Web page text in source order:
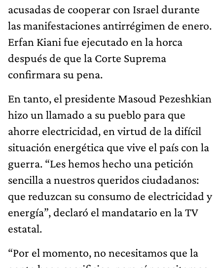
acusadas de cooperar con Israel durante
las manifestaciones antirrégimen de enero.
Erfan Kiani fue ejecutado en la horca
después de que la Corte Suprema
confirmara su pena.
En tanto, el presidente Masoud Pezeshkian
hizo un llamado a su pueblo para que
ahorre electricidad, en virtud de la difícil
situación energética que vive el país con la
guerra. “Les hemos hecho una petición
sencilla a nuestros queridos ciudadanos:
que reduzcan su consumo de electricidad y
energía”, declaró el mandatario en la TV
estatal.
“Por el momento, no necesitamos que la